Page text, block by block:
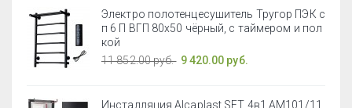
Электро полотенцесушитель Тругор ПЭК с
п 6 П ВГП 80x50 чёрный, с таймером и пол
кой
11 852.00 руб. 9 420.00 руб.
Инсталляция Alcaplast SET 4в1 AM101/11